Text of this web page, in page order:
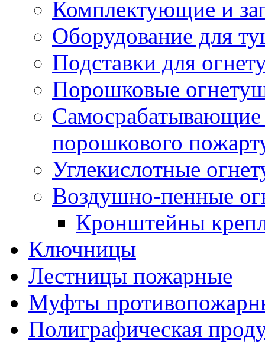
Комплектующие и
Оборудование для
Подставки для
Порошковые
порошкового
Углекислотные
Воздушно-пенные
Кронштейны
Ключницы
Лестницы пожарные
Муфты
Полиграфическая